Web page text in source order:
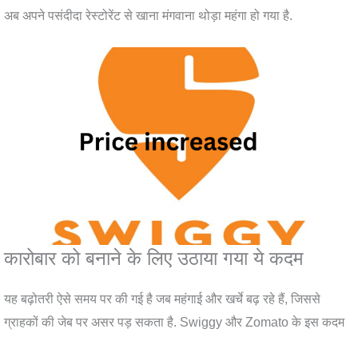
अब अपने पसंदीदा रेस्टोरेंट से खाना मंगवाना थोड़ा महंगा हो गया है.
कारोबार को बनाने के लिए उठाया गया ये कदम
यह बढ़ोतरी ऐसे समय पर की गई है जब महंगाई और खर्चे बढ़ रहे हैं, जिससे
ग्राहकों की जेब पर असर पड़ सकता है. Swiggy और Zomato के इस कदम